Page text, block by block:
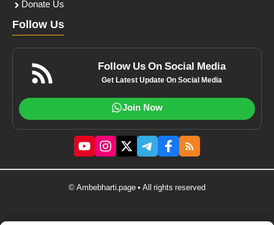
Donate Us
Follow Us
Follow Us On Social Media
Get Latest Update On Social Media
Join Now
© Ambebharti.page • All rights reserved